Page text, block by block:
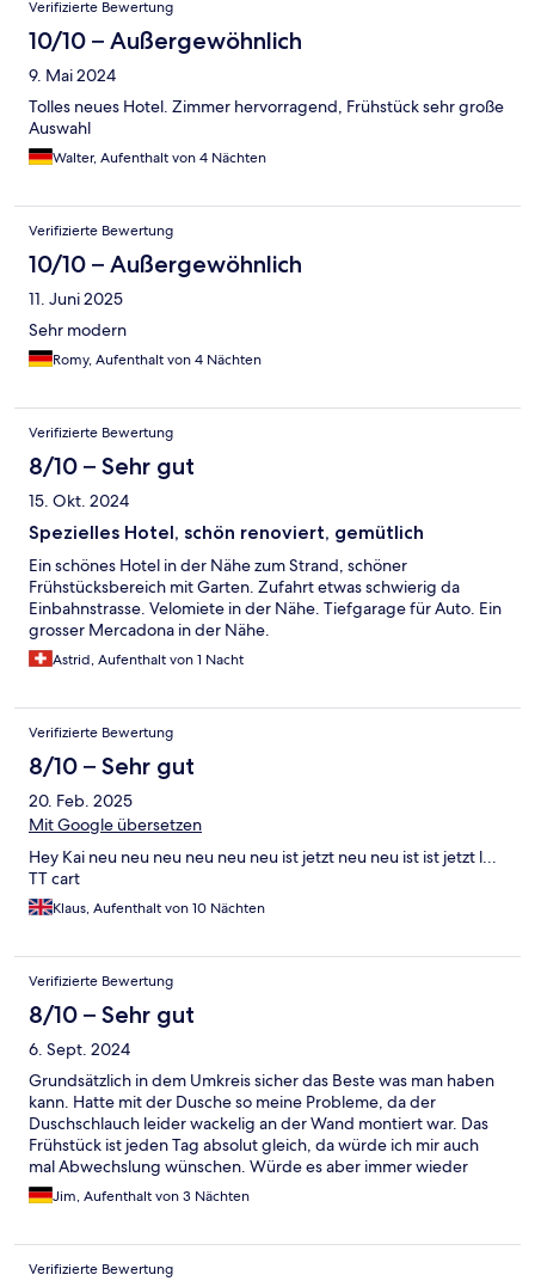
Verifizierte Bewertung
10/10 – Außergewöhnlich
9. Mai 2024
Tolles neues Hotel. Zimmer hervorragend, Frühstück sehr große
Auswahl
Walter, Aufenthalt von 4 Nächten
Verifizierte Bewertung
10/10 – Außergewöhnlich
11. Juni 2025
Sehr modern
Romy, Aufenthalt von 4 Nächten
Verifizierte Bewertung
8/10 – Sehr gut
15. Okt. 2024
Spezielles Hotel, schön renoviert, gemütlich
Ein schönes Hotel in der Nähe zum Strand, schöner
Frühstücksbereich mit Garten. Zufahrt etwas schwierig da
Einbahnstrasse. Velomiete in der Nähe. Tiefgarage für Auto. Ein
grosser Mercadona in der Nähe.
Astrid, Aufenthalt von 1 Nacht
Verifizierte Bewertung
8/10 – Sehr gut
20. Feb. 2025
Mit Google übersetzen
Hey Kai neu neu neu neu neu neu ist jetzt neu neu ist ist jetzt l...
TT cart
Klaus, Aufenthalt von 10 Nächten
Verifizierte Bewertung
8/10 – Sehr gut
6. Sept. 2024
Grundsätzlich in dem Umkreis sicher das Beste was man haben
kann. Hatte mit der Dusche so meine Probleme, da der
Duschschlauch leider wackelig an der Wand montiert war. Das
Frühstück ist jeden Tag absolut gleich, da würde ich mir auch
mal Abwechslung wünschen. Würde es aber immer wieder
empfehlen!
Jim, Aufenthalt von 3 Nächten
Verifizierte Bewertung